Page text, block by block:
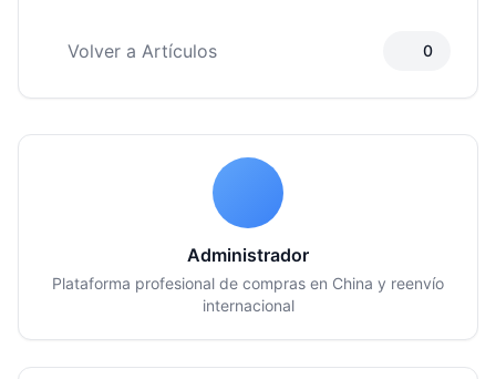
Volver a Artículos 0
Administrador
Plataforma profesional de compras en China y reenvío
internacional